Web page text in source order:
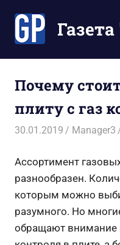
содержимому
Ваше
время
Почему
плиту с газ
30.01.2019 Manager3
Ассортимент
разнообразен.
которым можно
разумного. Но
обращают внимание